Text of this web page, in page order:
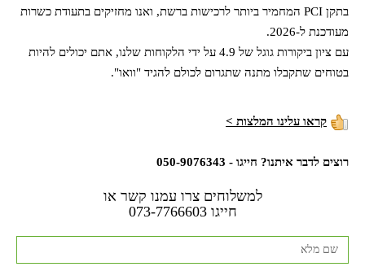
בתקן PCI המחמיר ביותר לרכישות ברשת, ואנו מחזיקים בתעודת כשרות
מעודכנת ל-2026.
עם ציון ביקורות גוגל של 4.9 על ידי הלקוחות שלנו, אתם יכולים להיות
בטוחים שתקבלו מתנה שתגרום לכולם להגיד "וואו".
קראו עלינו המלצות >
רוצים לדבר איתנו? חייגו - 050-9076343
למשלוחים צרו עמנו קשר או
חייגו073-7766603